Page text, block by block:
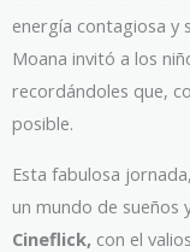
energía contagiosa y
Moana invitó a los
recordándoles que,
posible.
Esta fabulosa
un mundo de sueños
Cineflick, con el